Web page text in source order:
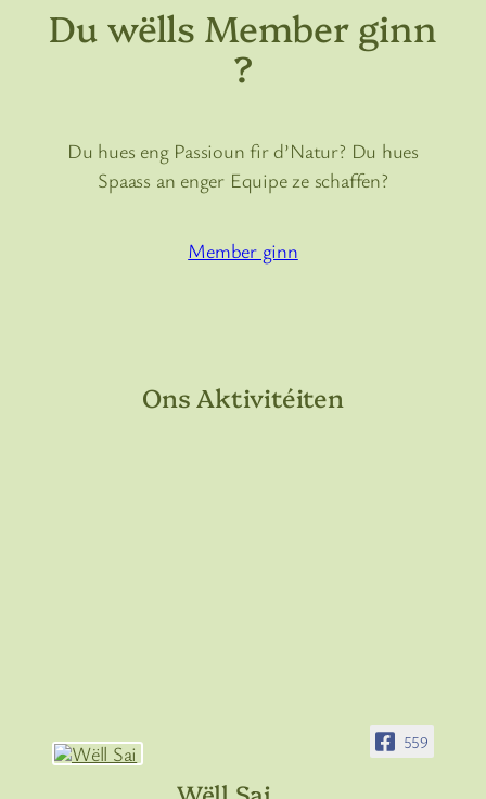
Du wëlls Member ginn
?
Du hues eng Passioun fir d’Natur? Du hues
Spaass an enger Equipe ze schaffen?
Member ginn
Ons Aktivitéiten
559